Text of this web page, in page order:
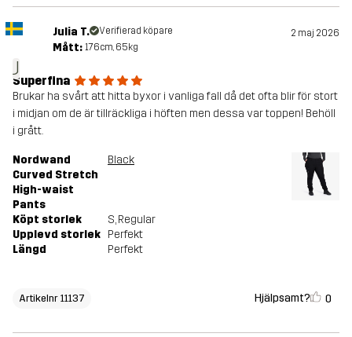
J
Julia T. Verifierad köpare 2 maj 2026
Mått: 176cm, 65kg
Superfina
Brukar ha svårt att hitta byxor i vanliga fall då det ofta blir för stort
i midjan om de är tillräckliga i höften men dessa var toppen! Behöll
i grått.
Nordwand
Curved Stretch
High-waist
Pants
Black
Köpt storlek S, Regular
Upplevd storlek Perfekt
Längd
Perfekt
Artikelnr 11137 Hjälpsamt? 0